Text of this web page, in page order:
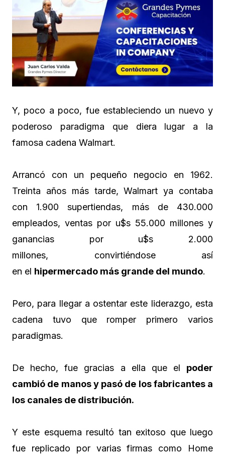
Y, poco a poco, fue estableciendo un nuevo y
poderoso paradigma que diera lugar a la
famosa cadena Walmart.
Arrancó con un pequeño negocio en 1962.
Treinta años más tarde, Walmart ya contaba
con 1.900 supertiendas, más de 430.000
empleados, ventas por u$s 55.000 millones y
ganancias por u$s 2.000
millones, convirtiéndose así
en el hipermercado más grande del mundo.
Pero, para llegar a ostentar este liderazgo, esta
cadena tuvo que romper primero varios
paradigmas.
De hecho, fue gracias a ella que el poder
cambió de manos y pasó de los fabricantes a
los canales de distribución.
Y este esquema resultó tan exitoso que luego
fue replicado por varias firmas como Home